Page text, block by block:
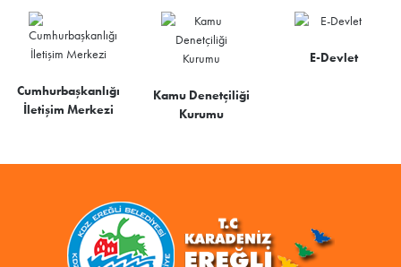
Cumhurbaşkanlığı
İletişim Merkezi
Kamu Denetçiliği
Kurumu
E-Devlet